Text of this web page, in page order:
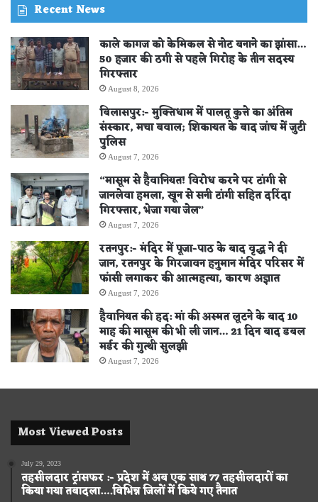
Recent News
काले कागज को केमिकल से नोट बनाने का झांसा…
50 हजार की ठगी से पहले गिरोह के तीन सदस्य
गिरफ्तार
August 8, 2026
बिलासपुर:- मुक्तिधाम में पालतू कुत्ते का अंतिम
संस्कार, मचा बवाल; शिकायत के बाद जांच में जुटी
पुलिस
August 7, 2026
“मासूम से हैवानियत! विरोध करने पर टांगी से
जानलेवा हमला, खून से सनी टांगी सहित दरिंदा
गिरफ्तार, भेजा गया जेल”
August 7, 2026
रतनपुर:- मंदिर में पूजा-पाठ के बाद वृद्ध ने दी
जान, रतनपुर के गिरजावन हनुमान मंदिर परिसर में
फांसी लगाकर की आत्महत्या, कारण अज्ञात
August 7, 2026
हैवानियत की हद: मां की अस्मत लूटने के बाद 10
माह की मासूम की भी ली जान… 21 दिन बाद डबल
मर्डर की गुत्थी सुलझी
August 7, 2026
Most Viewed Posts
July 29, 2023
तहसीलदार ट्रांसफर :- प्रदेश में अब एक साथ 77 तहसीलदारों का
किया गया तबादला….विभिन्न जिलों में किये गए तैनात